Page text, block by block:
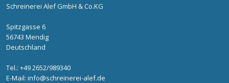
Schreinerei Alef GmbH & Co.KG
Spitzgasse 6
56743 Mendig
Deutschland
Tel.: +49 2652/989340
E-Mail: info@schreinerei-alef.de